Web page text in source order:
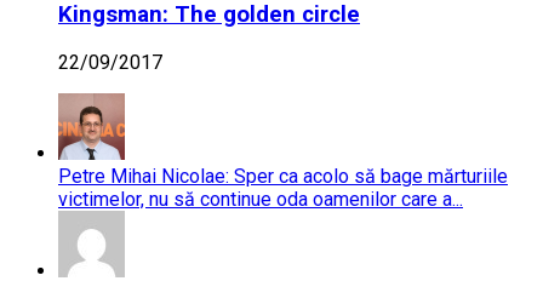
Kingsman: The golden circle
22/09/2017
Petre Mihai Nicolae: Sper ca acolo să bage mărturiile
victimelor, nu să continue oda oamenilor care a...